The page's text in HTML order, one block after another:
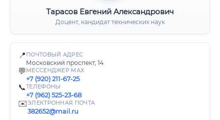
Тарасов Евгений Александрович
Доцент, кандидат технических наук
📍 ПОЧТОВЫЙ АДРЕС
Московский проспект, 14
💬 МЕССЕНДЖЕР MAX
+7 (920) 211-67-25
📞ТЕЛЕФОНЫ
+7 (962) 525-23-68
✉️ЭЛЕКТРОННАЯ ПОЧТА
382652@mail.ru